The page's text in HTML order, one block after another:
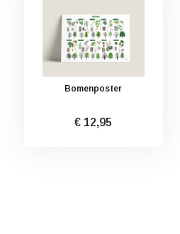
Bomenposter
€ 12,95